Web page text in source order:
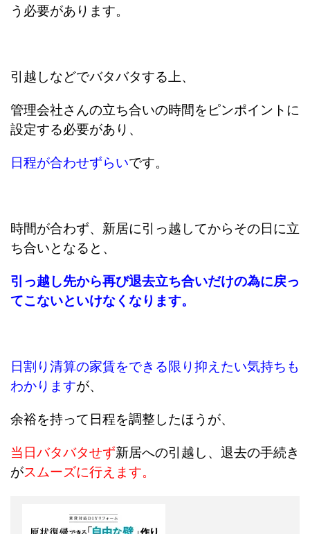
う必要があります。
引越しなどでバタバタする上、
管理会社さんの立ち合いの時間をピンポイントに
設定する必要があり、
日程が合わせずらいです。
時間が合わず、新居に引っ越してからその日に立
ち合いとなると、
引っ越し先から再び退去立ち合いだけの為に戻っ
てこないといけなくなります。
日割り清算の家賃をできる限り抑えたい気持ちも
わかりますが、
余裕を持って日程を調整したほうが、
当日バタバタせず新居への引越し、退去の手続き
がスムーズに行えます。